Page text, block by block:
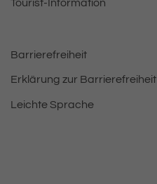
Tourist-Information
Barrierefreiheit
Erklärung zur Barrierefreiheit
Leichte Sprache